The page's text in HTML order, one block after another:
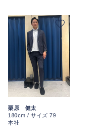
栗原 健太
180cm / サイズ 79
本社